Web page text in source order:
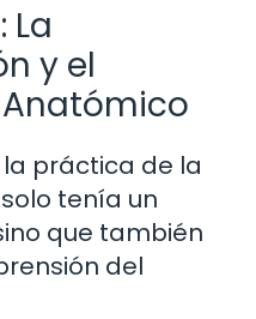
La
y el
la práctica de la
tenía un
que también
del